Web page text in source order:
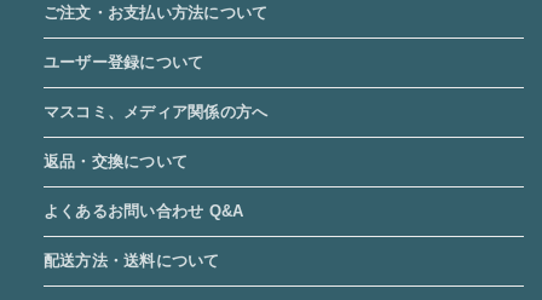
ご注文・お支払い方法について
ユーザー登録について
マスコミ、メディア関係の方へ
返品・交換について
よくあるお問い合わせ Q&A
配送方法・送料について